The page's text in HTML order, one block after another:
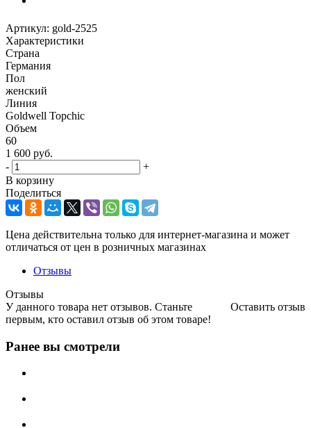
Артикул: gold-2525
Характеристики
Страна
Германия
Пол
женский
Линия
Goldwell Topchic
Объем
60
1 600 руб.
-
+
В корзину
Поделиться
Цена действительна только для интернет-магазина и может
отличаться от цен в розничных магазинах
Отзывы
Отзывы
Оставить отзыв
У данного товара нет отзывов. Станьте
первым, кто оставил отзыв об этом товаре!
Ранее вы смотрели